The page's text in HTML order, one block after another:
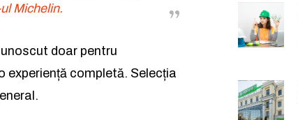
ideilor care inspiră.
la newsletterul The List și
Michelin.
doar pentru
experiență completă. Selecția